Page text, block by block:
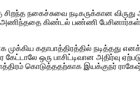
நகைச்சுவை நடிகருக்கான விருது
அணிந்ததை கிண்டல் பண்ணி
கதாபாத்திரத்தில் நடித்தது
ஒரு பாசிட்டிவான அதிர்வு
கொடுத்ததற்காக இயக்குநர் ராகேஷ்